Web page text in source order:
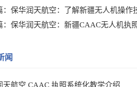
保华润天航空：了解新疆无人机操作
保华润天航空：新疆CAAC无人机执
闻
天航空 CAAC 执照系统化教学介绍